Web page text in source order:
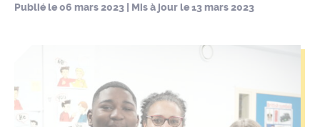
Publié le06 mars 2023 | Mis à jour le13 mars 2023